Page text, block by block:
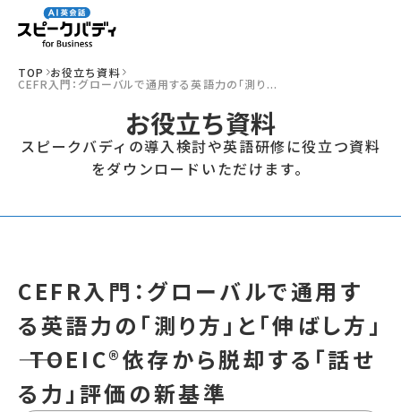
お役立ち資料
スピークバディの導入検討や英語研修に役立つ資料
をダウンロードいただけます。
TOP お役立ち資料
CEFR入門：グローバルで通用する英語力の「測り...
CEFR入門：グローバルで通用す
る英語力の「測り方」と「伸ばし方」
―― TOEIC®依存から脱却する「話せ
る力」評価の新基準